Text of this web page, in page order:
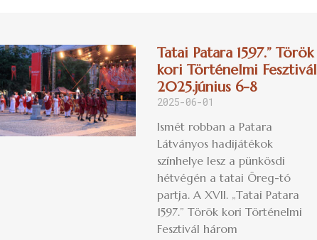
Tatai Patara 1597.” Török
kori Történelmi Fesztivál
2025.június 6-8
2025-06-01
Ismét robban a Patara
Látványos hadijátékok
színhelye lesz a pünkösdi
hétvégén a tatai Öreg-tó
partja. A XVII. „Tatai Patara
1597.” Török kori Történelmi
Fesztivál három